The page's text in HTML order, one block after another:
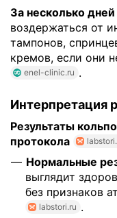
За несколько
воздержаться от
тампонов,
кремов, если они
enel-clinic.ru .
Интерпретация
Результаты
протокола
Нормальные
выглядит
без признаков
labstori.ru .